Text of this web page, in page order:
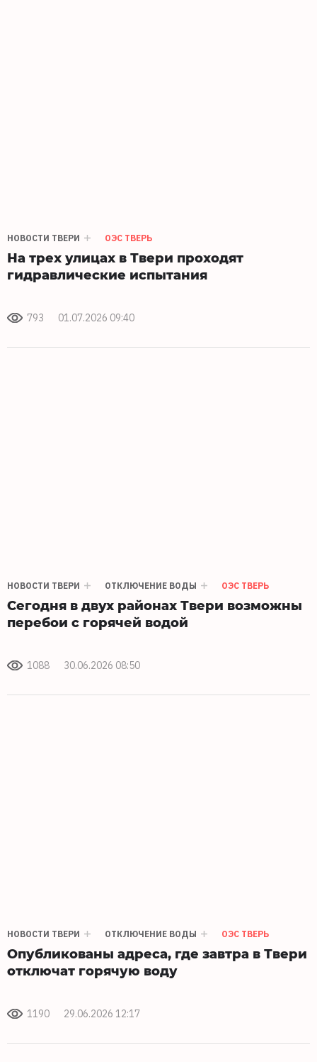
НОВОСТИ ТВЕРИ ОЭС ТВЕРЬ
На трех улицах в Твери проходят
гидравлические испытания
793 01.07.2026 09:40
НОВОСТИ ТВЕРИ ОТКЛЮЧЕНИЕ ВОДЫ ОЭС ТВЕРЬ
Сегодня в двух районах Твери возможны
перебои с горячей водой
1088 30.06.2026 08:50
НОВОСТИ ТВЕРИ ОТКЛЮЧЕНИЕ ВОДЫ ОЭС ТВЕРЬ
Опубликованы адреса, где завтра в Твери
отключат горячую воду
1190 29.06.2026 12:17